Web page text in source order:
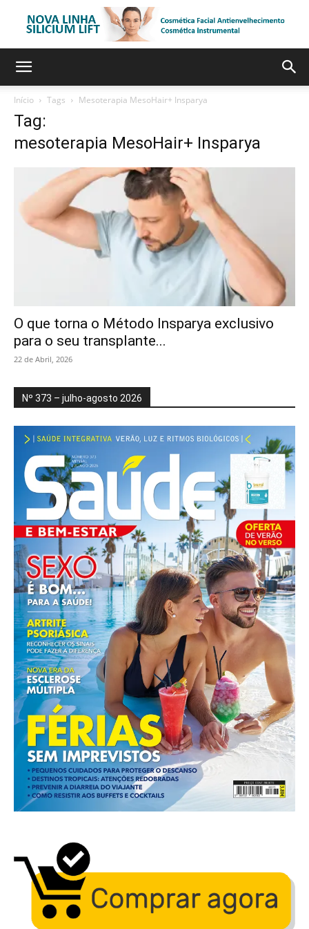
Início Tags Mesoterapia MesoHair+ Insparya
Tag:
mesoterapia MesoHair+ Insparya
O que torna o Método Insparya exclusivo
para o seu transplante...
22 de Abril, 2026
Nº 373 – julho-agosto 2026